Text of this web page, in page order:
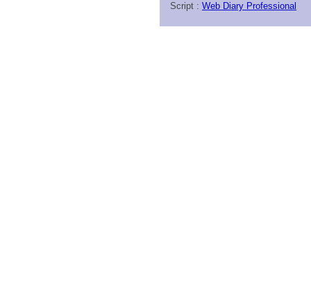
Script : Web Diary Professional